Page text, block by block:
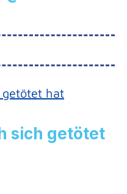
sich getötet